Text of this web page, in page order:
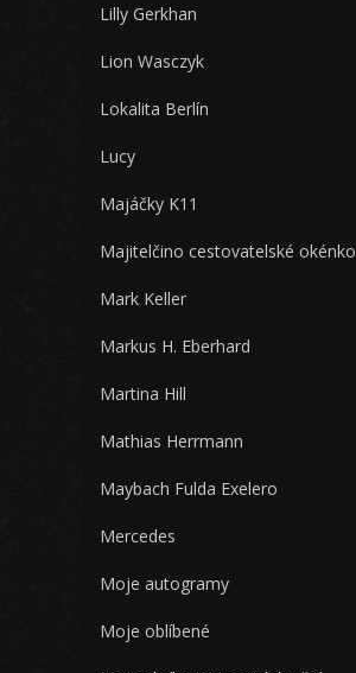
Lilly Gerkhan
Lion Wasczyk
Lokalita Berlín
Lucy
Majáčky K11
Majitelčino cestovatelské okénko
Mark Keller
Markus H. Eberhard
Martina Hill
Mathias Herrmann
Maybach Fulda Exelero
Mercedes
Moje autogramy
Moje oblíbené